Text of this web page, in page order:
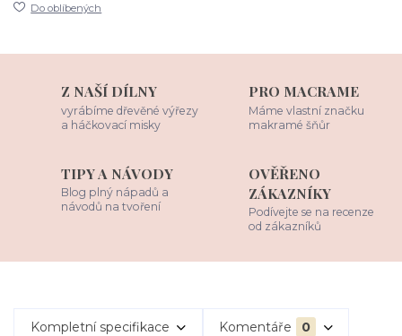
Do oblíbených
Z NAŠÍ DÍLNY
vyrábíme dřevěné výřezy
a háčkovací misky
PRO MACRAME
Máme vlastní značku
makramé šňůr
TIPY A NÁVODY
Blog plný nápadů a
návodů na tvoření
OVĚŘENO
ZÁKAZNÍKY
Podívejte se na recenze
od zákazníků
Kompletní specifikace Komentáře 0